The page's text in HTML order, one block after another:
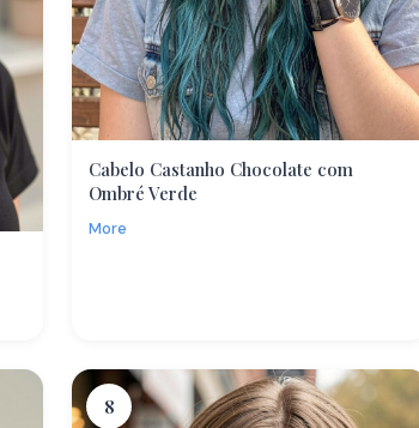
Cabelo Castanho Chocolate com
Ombré Verde
More
8